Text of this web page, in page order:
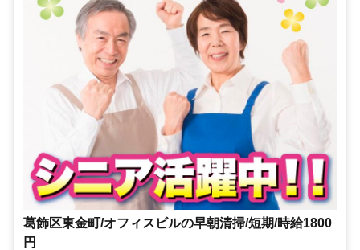
葛飾区東金町/オフィスビルの早朝清掃/短期/時給1800
円